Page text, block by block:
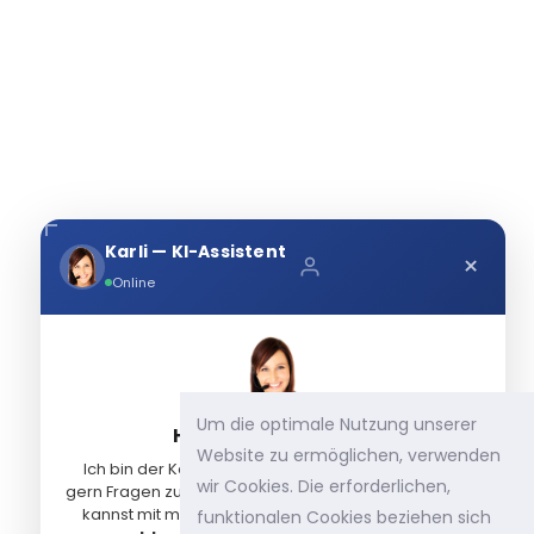
Karli — KI-Assistent
Online ×
HALLO, ICH BIN KARLI! 👋
Ich bin der Karley KI-Assistent und beantworte Dir
gern Fragen zu unseren Produkten und Leistungen. Du
kannst mit mir schreiben — oderDich mit einem
Um die optimale Nutzung unserer
Website zu ermöglichen, verwenden
wir Cookies. Die erforderlichen,
funktionalen Cookies beziehen sich